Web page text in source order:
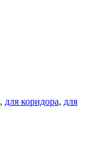
, для коридора, для